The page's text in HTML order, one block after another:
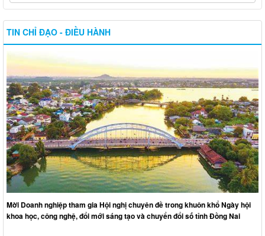
TIN CHỈ ĐẠO - ĐIỀU HÀNH
Mời Doanh nghiệp tham gia Hội nghị chuyên đề trong khuôn khổ Ngày hội
khoa học, công nghệ, đổi mới sáng tạo và chuyển đổi số tỉnh Đồng Nai